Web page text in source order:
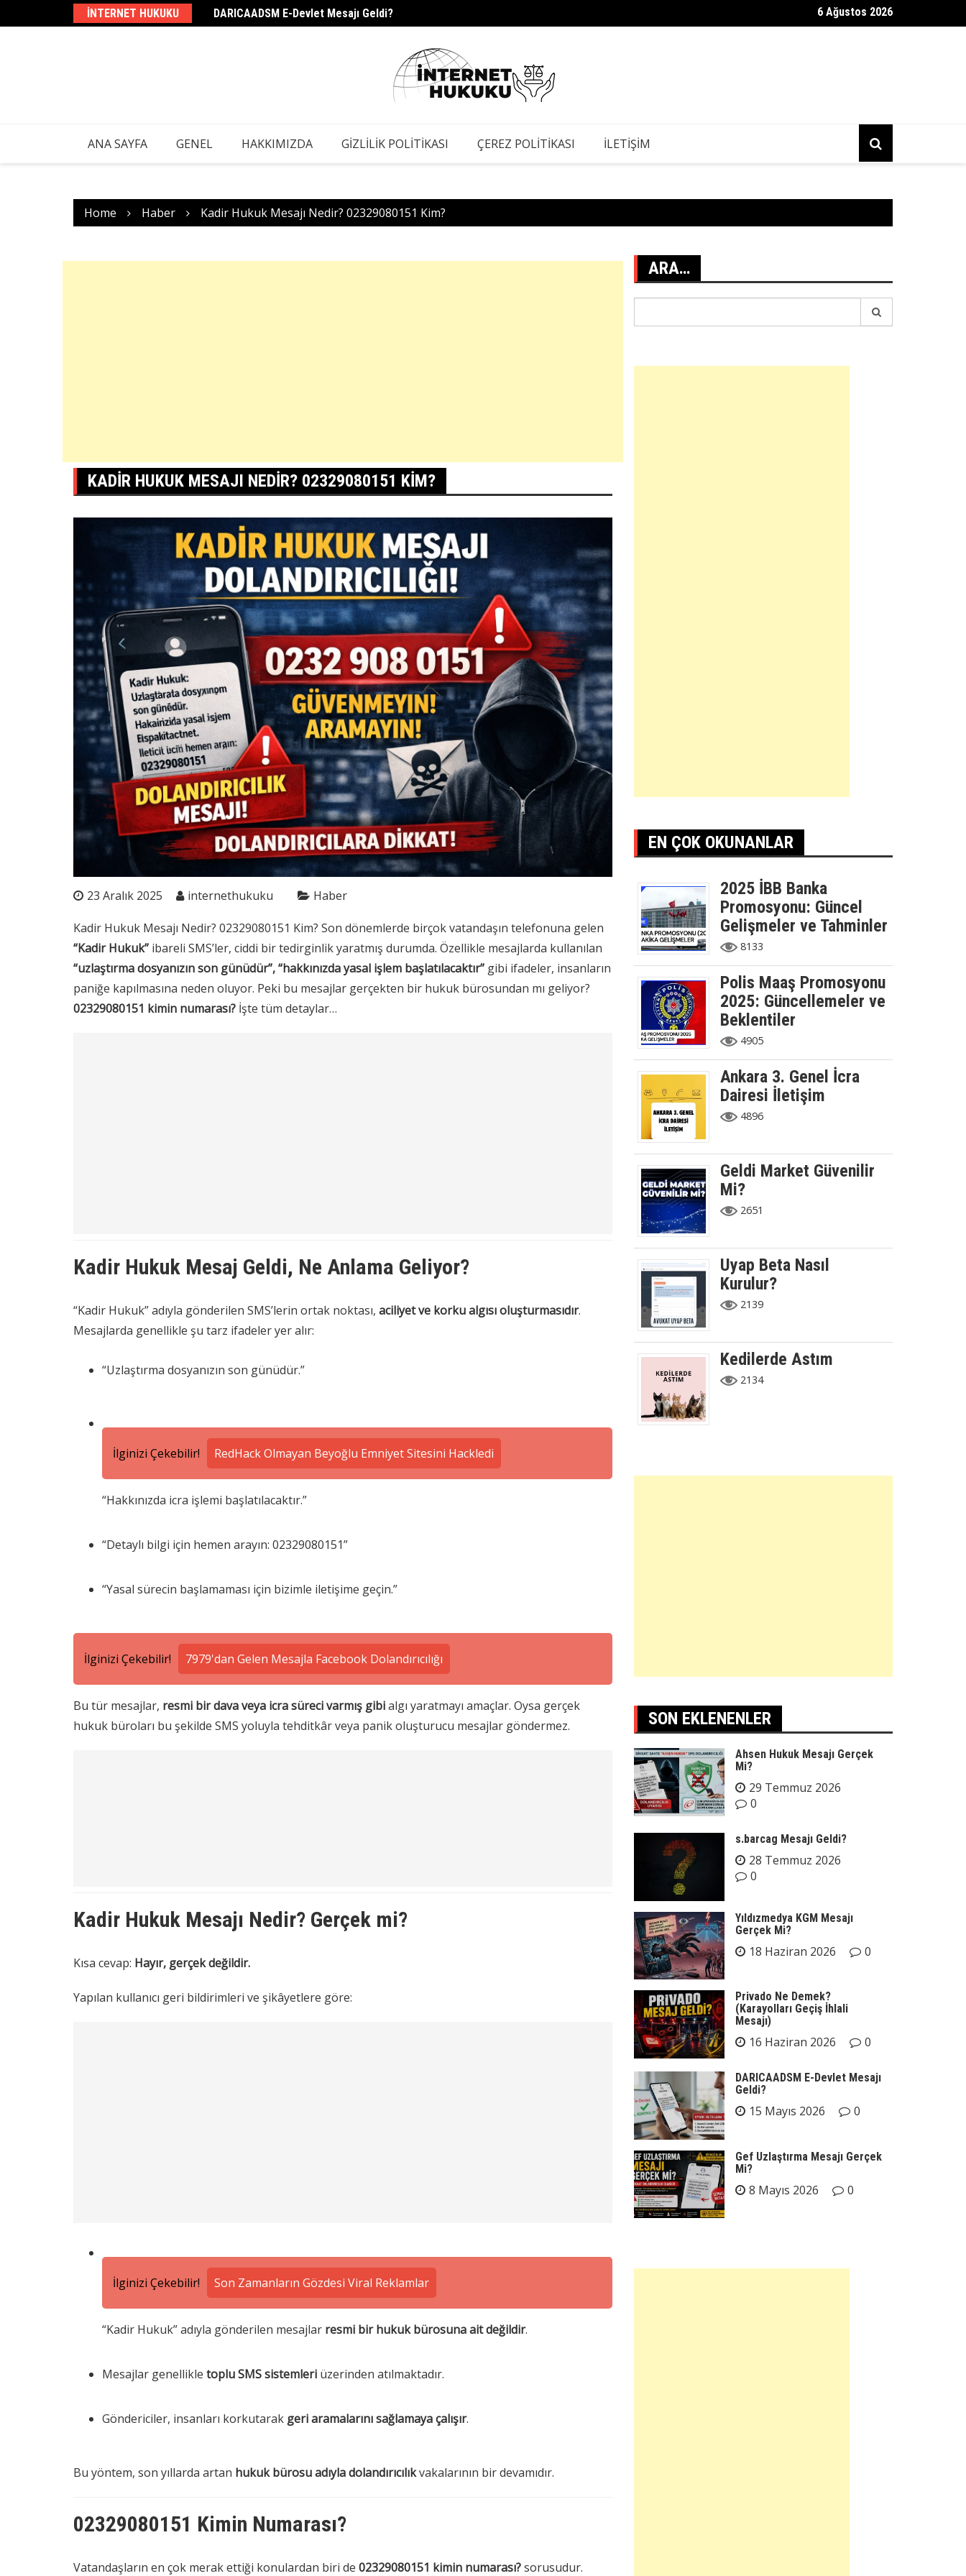
to
INTERNET HUKUKU DARICAADSM E-Devlet Mesajı Geldi? 6 Ağustos 2026
ANA SAYFA GENEL HAKKIMIZDA GIZLILIK POLITIKASI ÇEREZ POLITIKASI İLETIŞIM
Home Haber Kadir Hukuk Mesajı Nedir? 02329080151 Kim?
KADIR HUKUK MESAJI NEDIR? 02329080151 KIM?
23 Aralık 2025 internethukuku Haber
Kadir Hukuk Mesajı Nedir? 02329080151 Kim? Son dönemlerde birçok vatandaşın telefonuna gelen
“Kadir Hukuk” ibareli SMS’ler, ciddi bir tedirginlik yaratmış durumda. Özellikle mesajlarda kullanılan
“uzlaştırma dosyanızın son günüdür”, “hakkınızda yasal işlem başlatılacaktır” gibi ifadeler, insanların
paniğe kapılmasına neden oluyor. Peki bu mesajlar gerçekten bir hukuk bürosundan mı geliyor?
02329080151 kimin numarası? İşte tüm detaylar…
Kadir Hukuk Mesaj Geldi, Ne Anlama Geliyor?
“Kadir Hukuk” adıyla gönderilen SMS’lerin ortak noktası, aciliyet ve korku algısı oluşturmasıdır.
Mesajlarda genellikle şu tarz ifadeler yer alır:
“Uzlaştırma dosyanızın son günüdür.”
İlginizi Çekebilir! RedHack Olmayan Beyoğlu Emniyet Sitesini Hackledi
“Hakkınızda icra işlemi başlatılacaktır.”
“Detaylı bilgi için hemen arayın: 02329080151”
“Yasal sürecin başlamaması için bizimle iletişime geçin.”
İlginizi Çekebilir! 7979'dan Gelen Mesajla Facebook Dolandırıcılığı
Bu tür mesajlar, resmi bir dava veya icra süreci varmış gibialgı yaratmayı amaçlar. Oysa gerçek
hukuk büroları bu şekilde SMS yoluyla tehditkâr veya panik oluşturucu mesajlar göndermez.
Kadir Hukuk Mesajı Nedir? Gerçek mi?
Kısa cevap: Hayır, gerçek değildir.
Yapılan kullanıcı geri bildirimleri ve şikâyetlere göre:
İlginizi Çekebilir! Son Zamanların Gözdesi Viral Reklamlar
“Kadir Hukuk” adıyla gönderilen mesajlar resmi bir hukuk bürosuna ait değildir.
Mesajlar genellikle toplu SMS sistemleri üzerinden atılmaktadır.
Göndericiler, insanları korkutarak geri aramalarını sağlamaya çalışır.
Bu yöntem, son yıllarda artan hukuk bürosu adıyla dolandırıcılıkvakalarının bir devamıdır.
02329080151 Kimin Numarası?
Vatandaşların en çok merak ettiği konulardan biri de 02329080151 kimin numarası?sorusudur.
ARA…
EN ÇOK OKUNANLAR
2025 İBB Banka
Promosyonu: Güncel
Gelişmeler ve Tahminler
8133
Polis Maaş Promosyonu
2025: Güncellemeler ve
Beklentiler
4905
Ankara 3. Genel İcra
Dairesi İletişim
4896
Geldi Market Güvenilir
Mi?
2651
Uyap Beta Nasıl
Kurulur?
2139
Kedilerde Astım
2134
SON EKLENENLER
Ahsen Hukuk Mesajı Gerçek
Mi?
29 Temmuz 2026
0
s.barcag Mesajı Geldi?
28 Temmuz 2026
0
Yıldızmedya KGM Mesajı
Gerçek Mi?
18 Haziran 2026 0
Privado Ne Demek?
(Karayolları Geçiş İhlali
Mesajı)
16 Haziran 2026 0
DARICAADSM E-Devlet Mesajı
Geldi?
15 Mayıs 2026 0
Gef Uzlaştırma Mesajı Gerçek
Mi?
8 Mayıs 2026 0